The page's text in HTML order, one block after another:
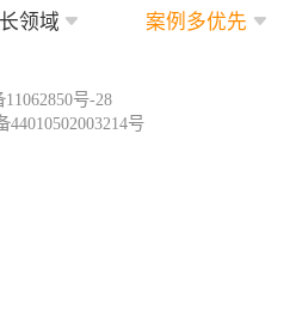
领域 案例多优先
11062850号-28
44010502003214号